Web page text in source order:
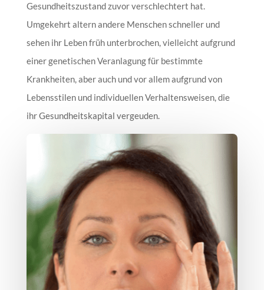
Gesundheitszustand zuvor verschlechtert hat.
Umgekehrt altern andere Menschen schneller und
sehen ihr Leben früh unterbrochen, vielleicht aufgrund
einer genetischen Veranlagung für bestimmte
Krankheiten, aber auch und vor allem aufgrund von
Lebensstilen und individuellen Verhaltensweisen, die
ihr Gesundheitskapital vergeuden.